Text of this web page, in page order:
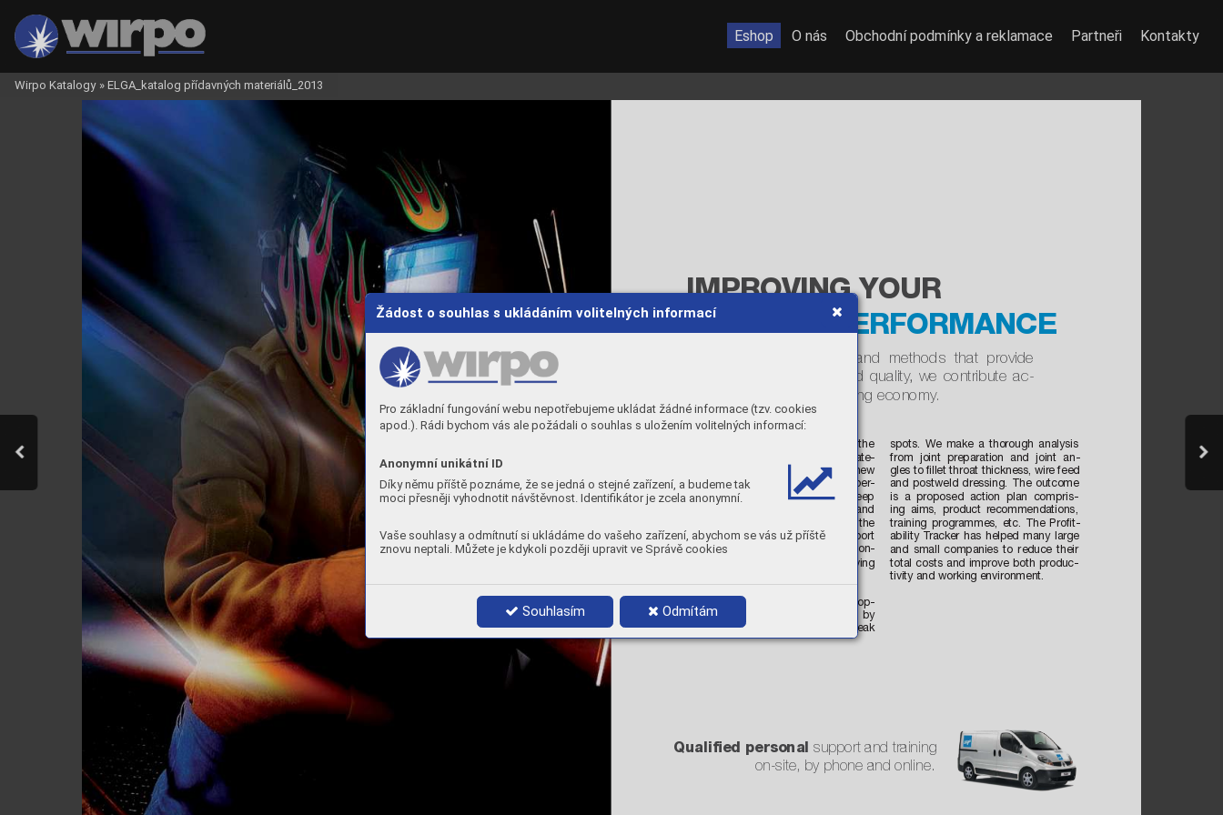
Žádost o souhlas s ukládáním volitelných informací
Pro základní fungování webu nepotřebujeme ukládat žádné informace (tzv. cookies
apod.). Rádi bychom vás ale požádali o souhlas s uložením volitelných informací:
Anonymní unikátní ID
Díky němu příště poznáme, že se jedná o stejné zařízení, a budeme tak
moci přesněji vyhodnotit návštěvnost. Identifikátor je zcela anonymní.
Vaše souhlasy a odmítnutí si ukládáme do vašeho zařízení, abychom se vás už příště
znovu neptali. Můžete je kdykoli později upravit ve Správě cookies
Souhlasím Odmítám
IMPROVING YOUR
WELDING PERFORMANCE
Whether you need advice to ﬁnd the
right consumable for a speciﬁc mate-
rial or on-site training to introduce new
methods, contact our technical exper-
tise. Our welding engineers have deep
knowledge of welding technology and
om the
welder’s everyday work. The support
team is ready to assist you with con-
, training and problem solving
Proﬁtability T racker is our tool to op-
timize your welding productivity by
tracking key factors and ﬁnding weak
spots. We make a thorough analysis
from joint preparation and joint an-
gles to ﬁllet throat thickness, wire feed
and postweld dressing. The outcome
is a proposed action plan compris-
ing aims, product recommendations,
training programmes, etc. The Proﬁt-
ability T
racker has helped many large
and small companies to reduce their
total costs and improve both produc-
tivity and working environment.
By developing products and methods that provide
maximum uptime and weld quality, we contribute ac-
tively to improve your welding economy.
Qualiﬁed personal
support and training
on-site, by phone and online.
Eshop O nás Obchodní podmínky a reklamace Partneři Kontakty
Wirpo Katalogy » ELGA_katalog přídavných materiálů_2013